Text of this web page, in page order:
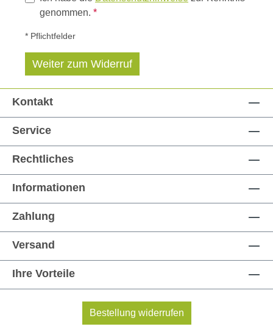
genommen. *
* Pflichtfelder
Weiter zum Widerruf
Kontakt
Service
Rechtliches
Informationen
Zahlung
Versand
Ihre Vorteile
Bestellung widerrufen